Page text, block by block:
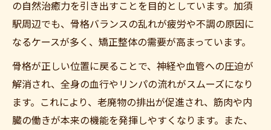
の自然治癒力を引き出すことを目的としています。加須
駅周辺でも、骨格バランスの乱れが疲労や不調の原因に
なるケースが多く、矯正整体の需要が高まっています。
骨格が正しい位置に戻ることで、神経や血管への圧迫が
解消され、全身の血行やリンパの流れがスムーズになり
ます。これにより、老廃物の排出が促進され、筋肉や内
臓の働きが本来の機能を発揮しやすくなります。また、